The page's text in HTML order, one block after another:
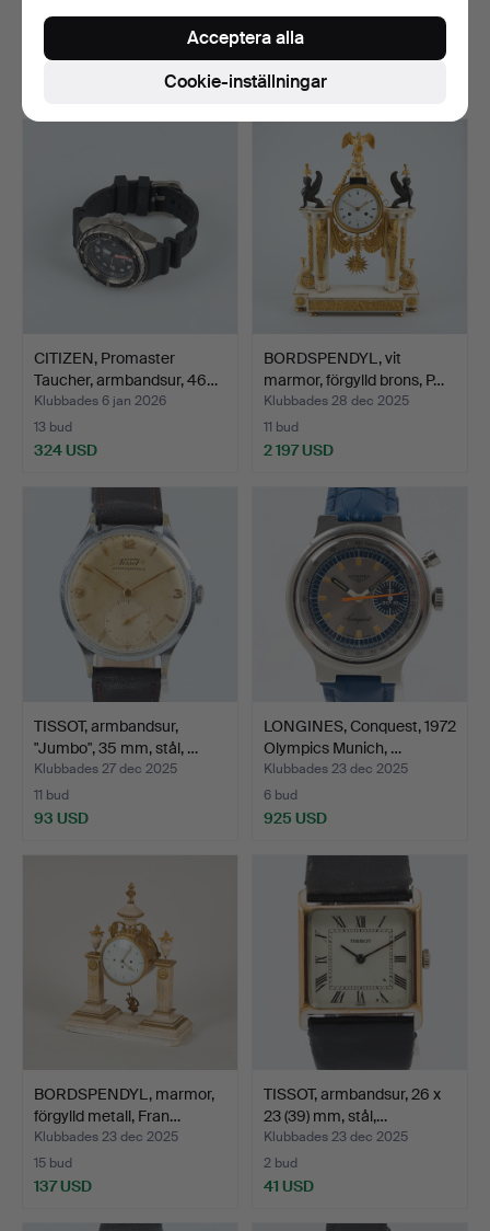
Mark IV, 42 x 56 mm, s…
26 bud
Linen dial, 35 mm, stål…
Klubbades 9 jan 2026
3 bud
281 USD
CITIZEN, Promaster
Taucher, armbandsur, 46…
Klubbades 6 jan 2026
13 bud
324 USD
BORDSPENDYL, vit
marmor, förgylld brons, P…
Klubbades 28 dec 2025
11 bud
2 197 USD
TISSOT, armbandsur,
"Jumbo", 35 mm, stål, …
Klubbades 27 dec 2025
11 bud
93 USD
LONGINES, Conquest, 1972
Olympics Munich, …
Klubbades 23 dec 2025
6 bud
925 USD
BORDSPENDYL, marmor,
förgylld metall, Fran…
Klubbades 23 dec 2025
15 bud
137 USD
TISSOT, armbandsur, 26 x
23 (39) mm, stål,…
Klubbades 23 dec 2025
2 bud
41 USD
Cookie-inställningar
Acceptera alla